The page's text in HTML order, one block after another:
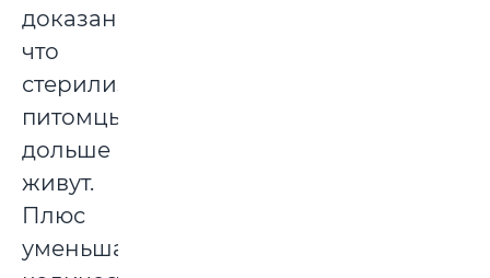
доказано,
что
стерилизованные
питомцы
дольше
живут.
Плюс
уменьшается